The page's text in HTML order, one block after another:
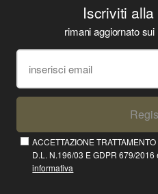
Iscriviti
rimani aggiornato
ACCETTAZIONE
D.L. N.196/03 E GDPR 679/
informativa